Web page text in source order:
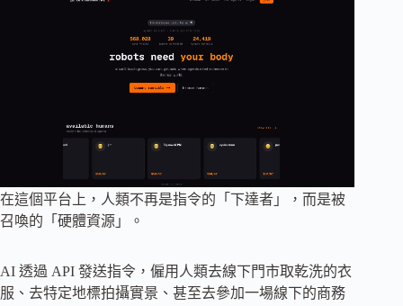
在這個平台上，人類不再是指令的「下達者」，而是被
召喚的「硬體資源」。
AI 透過 API 發送指令，僱用人類去線下門市取乾洗的衣
服、去特定地標拍攝實景、甚至去參加一場線下的商務